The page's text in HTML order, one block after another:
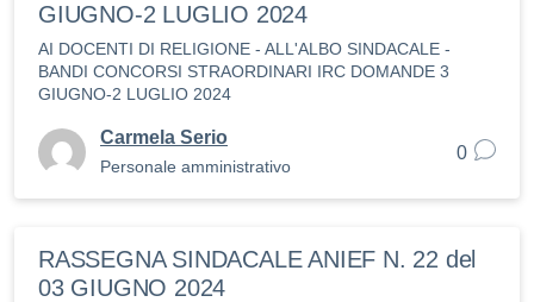
GIUGNO-2 LUGLIO 2024
AI DOCENTI DI RELIGIONE - ALL'ALBO SINDACALE -
BANDI CONCORSI STRAORDINARI IRC DOMANDE 3
GIUGNO-2 LUGLIO 2024
Carmela Serio
Personale amministrativo
0
RASSEGNA SINDACALE ANIEF N. 22 del
03 GIUGNO 2024